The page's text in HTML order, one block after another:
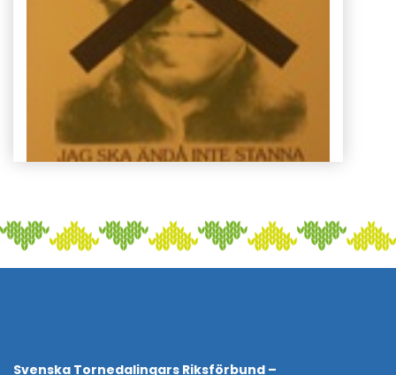
Svenska Tornedalingars Riksförbund –